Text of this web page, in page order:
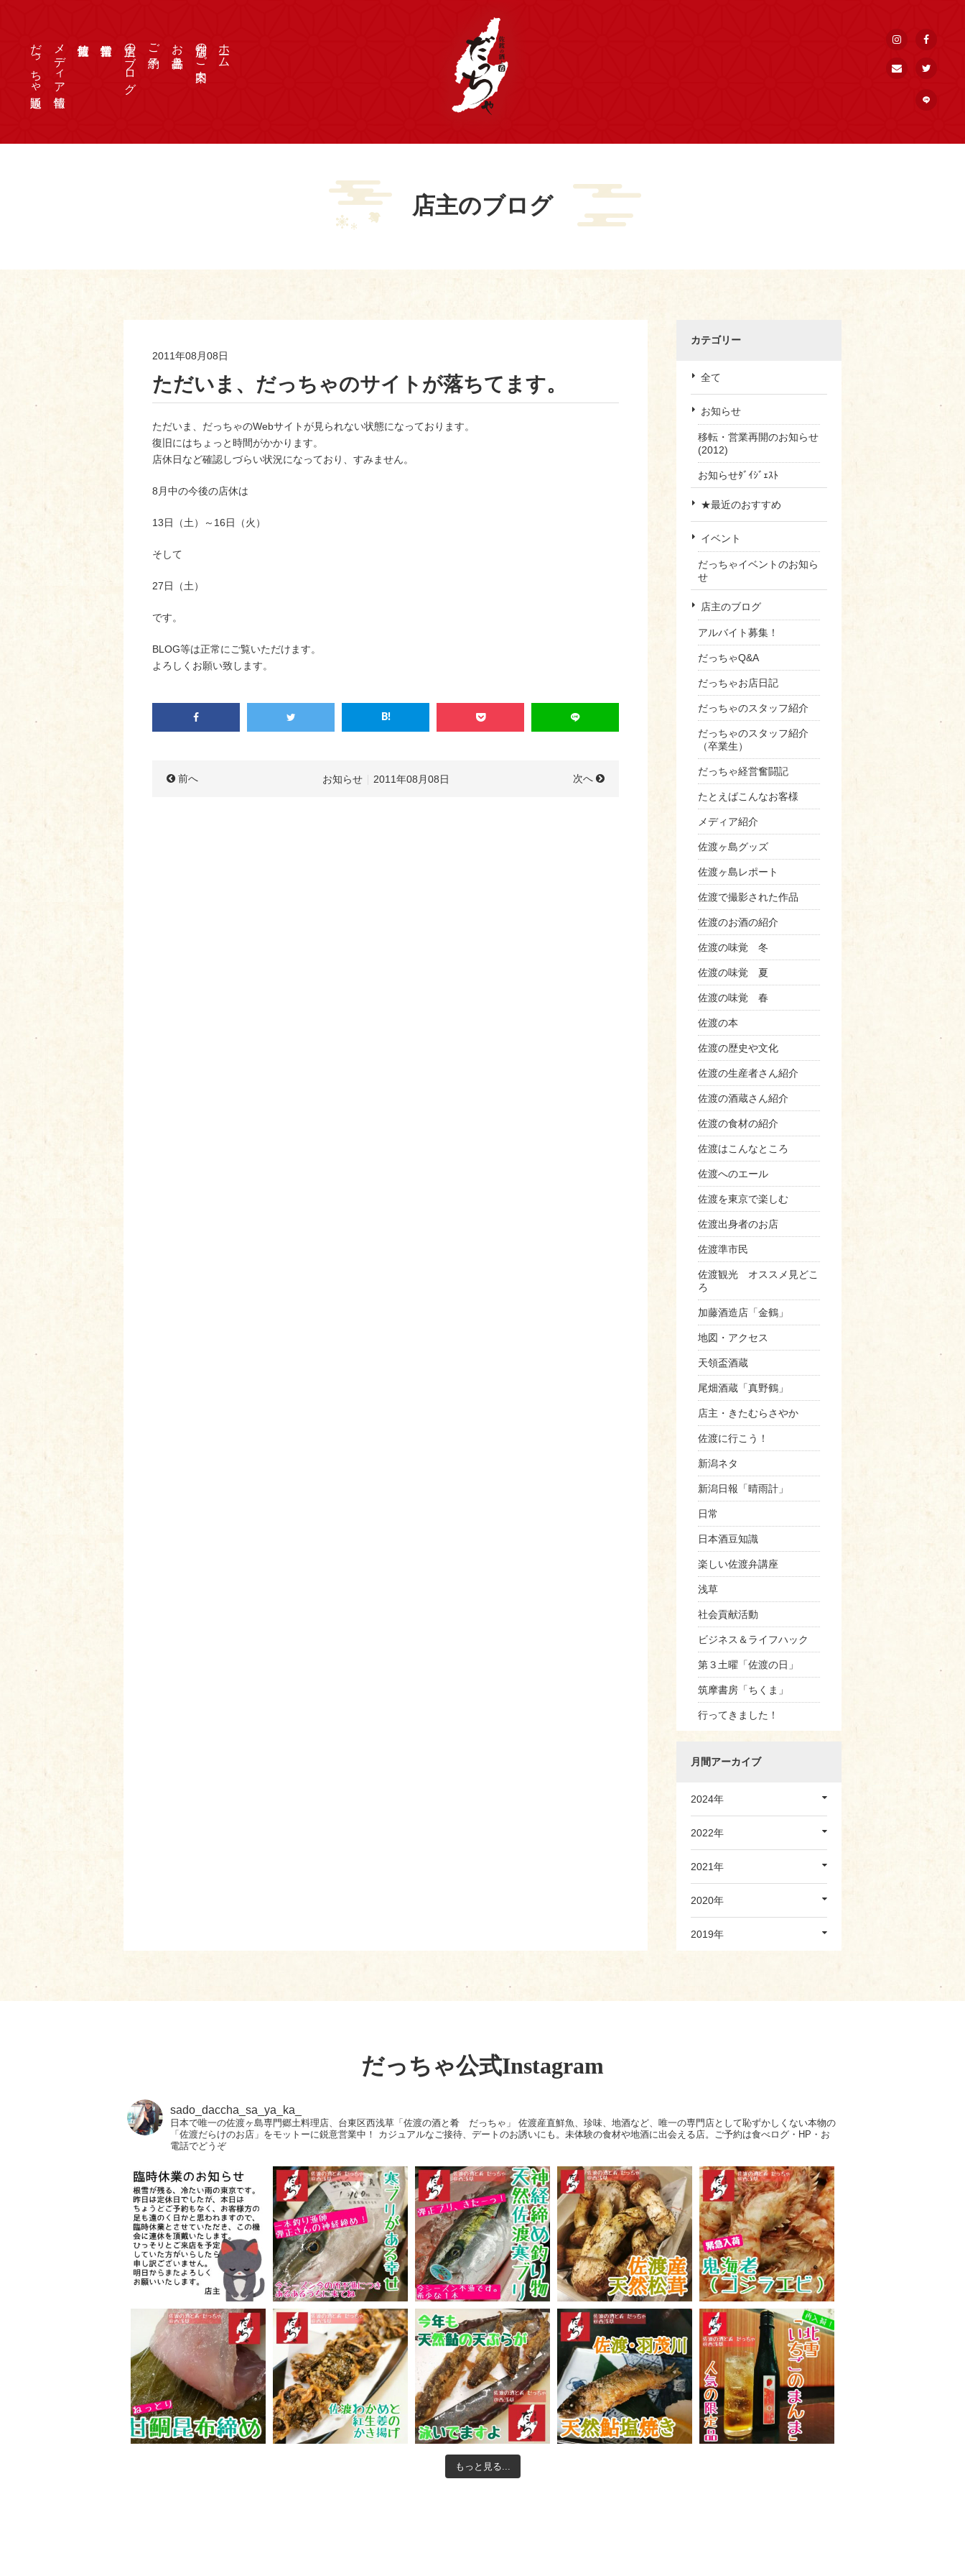
ホーム
店舗のご案内
お品書き
ご予約
店主のブログ
メディア情報
だっちゃ通販
店主のブログ
2011年08月08日
ただいま、だっちゃのサイトが落ちてます。
ただいま、だっちゃのWebサイトが見られない状態になっております。
復旧にはちょっと時間がかかります。
店休日など確認しづらい状況になっており、すみません。
8月中の今後の店休は
13日（土）～16日（火）
そして
27日（土）
です。
BLOG等は正常にご覧いただけます。
よろしくお願い致します。
お知らせ 2011年08月08日
前へ 次へ
カテゴリー
全て
お知らせ
移転・営業再開のお知らせ
(2012)
お知らせﾀﾞｲｼﾞｪｽﾄ
★最近のおすすめ
イベント
だっちゃイベントのお知ら
せ
店主のブログ
アルバイト募集！
だっちゃQ&A
だっちゃお店日記
だっちゃのスタッフ紹介
だっちゃのスタッフ紹介
（卒業生）
だっちゃ経営奮闘記
たとえばこんなお客様
メディア紹介
佐渡ヶ島グッズ
佐渡ヶ島レポート
佐渡で撮影された作品
佐渡のお酒の紹介
佐渡の味覚 冬
佐渡の味覚 夏
佐渡の味覚 春
佐渡の本
佐渡の歴史や文化
佐渡の生産者さん紹介
佐渡の酒蔵さん紹介
佐渡の食材の紹介
佐渡はこんなところ
佐渡へのエール
佐渡を東京で楽しむ
佐渡出身者のお店
佐渡準市民
佐渡観光 オススメ見どこ
ろ
加藤酒造店「金鶴」
地図・アクセス
天領盃酒蔵
尾畑酒蔵「真野鶴」
店主・きたむらさやか
佐渡に行こう！
新潟ネタ
新潟日報「晴雨計」
日常
日本酒豆知識
楽しい佐渡弁講座
浅草
社会貢献活動
ビジネス＆ライフハック
第３土曜「佐渡の日」
筑摩書房「ちくま」
行ってきました！
月間アーカイブ
2024年
2022年
2021年
2020年
2019年
だっちゃ公式Instagram
sado_daccha_sa_ya_ka_
日本で唯一の佐渡ヶ島専門郷土料理店、台東区西浅草「佐渡の酒と肴 だっちゃ」
佐渡産直鮮魚、珍味、地酒など、唯一の専門店として恥ずかしくない本物の
「佐渡だらけのお店」をモットーに鋭意営業中！
カジュアルなご接待、デートのお誘いにも。未体験の食材や地酒に出会える店。ご予約は食べログ・HP・お
電話でどうぞ
もっと見る...